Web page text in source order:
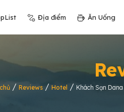
Địa điểm Ăn Uống
/ Reviews/ Hotel / Khách Sạn